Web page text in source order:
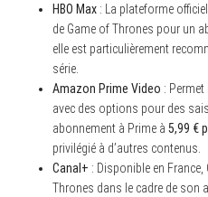
HBO Max: La plateforme
de Game of Thrones pour un
elle est particulièrement
série.
Amazon Prime Video :
avec des options pour des
abonnement à Prime à 5,99 €
privilégié à d’autres contenus.
Canal+ : Disponible en
Thrones dans le cadre de son